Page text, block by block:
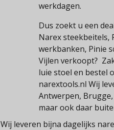
werkdagen.
Dus zoekt u een
Narex steekbeitels,
werkbanken, Pinie
Vijlen verkoopt?
luie stoel en bestel
narextools.nl Wij
Antwerpen,
maar ook daar
Wij leveren bijna dagelijks